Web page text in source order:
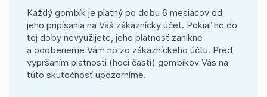
Každý gombík je platný po dobu 6 mesiacov od
jeho pripísania na Váš zákaznícky účet. Pokiaľ ho do
tej doby nevyužijete, jeho platnosť zanikne
a odoberieme Vám ho zo zákazníckeho účtu. Pred
vypršaním platnosti (hoci časti) gombíkov Vás na
túto skutočnosť upozorníme.